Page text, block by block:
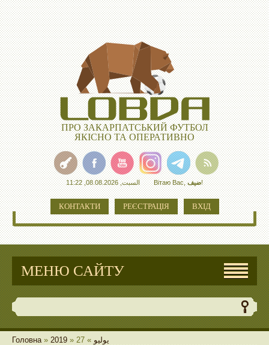
ПРО ЗАКАРПАТСЬКИЙ ФУТБОЛ
ЯКІСНО ТА ОПЕРАТИВНО
السبت, 08.08.2026, 11:22 Вітаю Вас,ضيف!
КОНТАКТИ РЕЄСТРАЦІЯ ВХІД
МЕНЮ САЙТУ
Головна» 2019 » يوليو »
27